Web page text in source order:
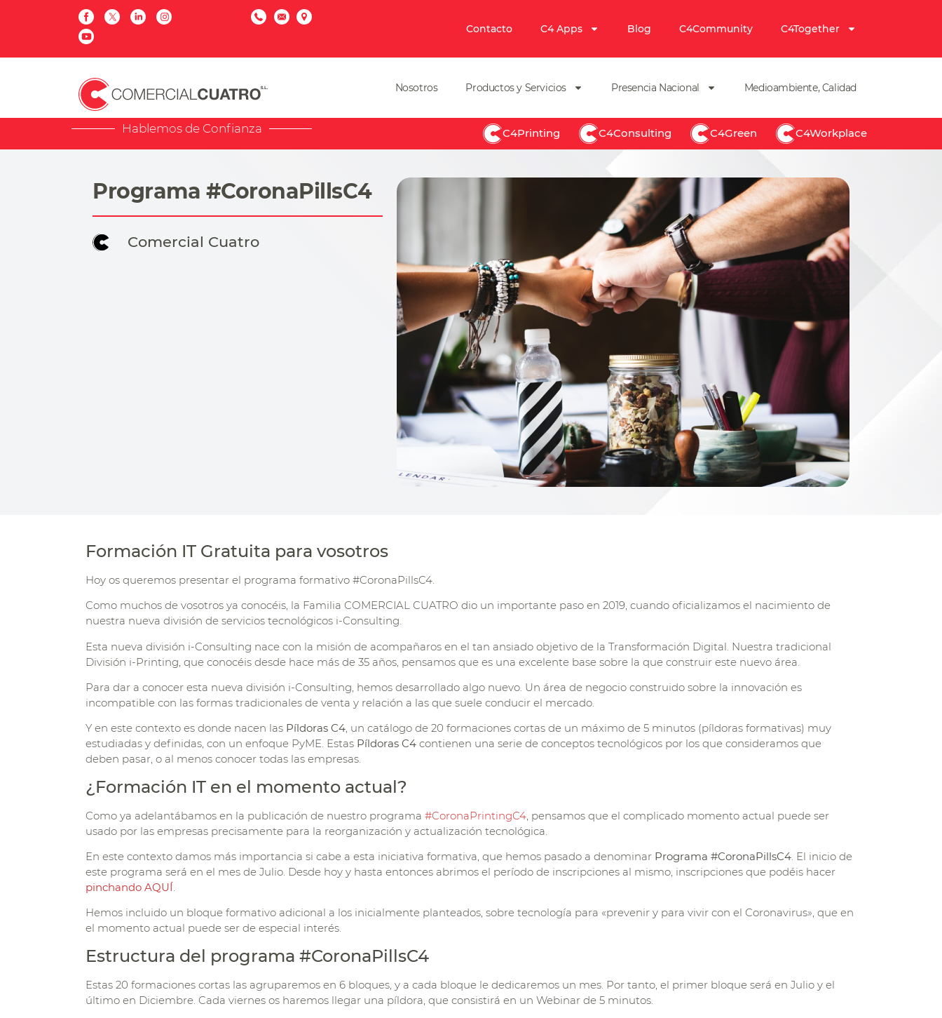
Contacto C4 Apps Blog C4Community C4Together
Nosotros Productos y Servicios Presencia Nacional Medioambiente, Calidad
Hablemos de Confianza C4Printing C4Consulting C4Green C4Workplace
Programa #CoronaPillsC4
Comercial Cuatro
Formación IT Gratuita para vosotros
Hoy os queremos presentar el programa formativo #CoronaPillsC4.
Como muchos de vosotros ya conocéis, la Familia COMERCIAL CUATRO dio un importante paso en 2019, cuando oficializamos el nacimiento de
nuestra nueva división de servicios tecnológicos i-Consulting.
Esta nueva división i-Consulting nace con la misión de acompañaros en el tan ansiado objetivo de la Transformación Digital. Nuestra tradicional
División i-Printing, que conocéis desde hace más de 35 años, pensamos que es una excelente base sobre la que construir este nuevo área.
Para dar a conocer esta nueva división i-Consulting, hemos desarrollado algo nuevo. Un área de negocio construido sobre la innovación es
incompatible con las formas tradicionales de venta y relación a las que suele conducir el mercado.
Y en este contexto es donde nacen las Píldoras C4, un catálogo de 20 formaciones cortas de un máximo de 5 minutos (píldoras formativas) muy
estudiadas y definidas, con un enfoque PyME. Estas Píldoras C4 contienen una serie de conceptos tecnológicos por los que consideramos que
deben pasar, o al menos conocer todas las empresas.
¿Formación IT en el momento actual?
Como ya adelantábamos en la publicación de nuestro programa #CoronaPrintingC4 , pensamos que el complicado momento actual puede ser
usado por las empresas precisamente para la reorganización y actualización tecnológica.
En este contexto damos más importancia si cabe a esta iniciativa formativa, que hemos pasado a denominar Programa #CoronaPillsC4. El inicio de
este programa será en el mes de Julio. Desde hoy y hasta entonces abrimos el período de inscripciones al mismo, inscripciones que podéis hacer
pinchando AQUÍ.
Hemos incluido un bloque formativo adicional a los inicialmente planteados, sobre tecnología para «prevenir y para vivir con el Coronavirus», que en
el momento actual puede ser de especial interés.
Estructura del programa #CoronaPillsC4
Estas 20 formaciones cortas las agruparemos en 6 bloques, y a cada bloque le dedicaremos un mes. Por tanto, el primer bloque será en Julio y el
último en Diciembre. Cada viernes os haremos llegar una píldora, que consistirá en un Webinar de 5 minutos.